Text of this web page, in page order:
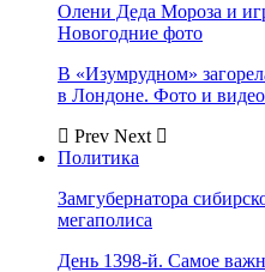
Олени Деда Мороза и
Новогодние фото
В «Изумрудном»
в Лондоне. Фото и видео
Prev Next
Политика
Замгубернатора
мегаполиса
День 1398-й. Самое